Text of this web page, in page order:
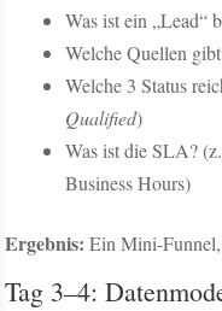
Was ist ein „Lead“
Welche Quellen
Welche 3 Status
Qualified)
Was ist die SLA?
Business Hours)
Ergebnis: Ein Mini-Funnel,
Tag 3–4: